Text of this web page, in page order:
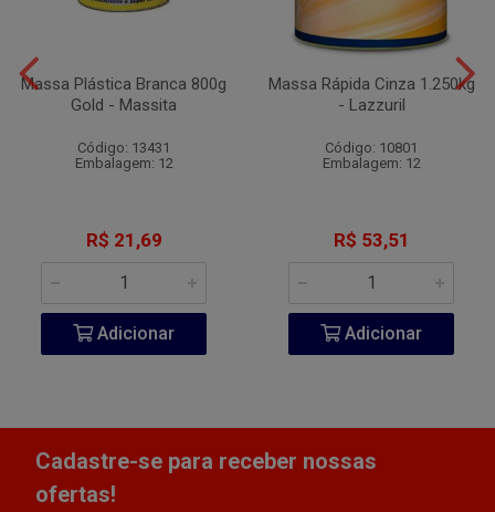
Massa Plástica Branca 800g
Gold - Massita
Código: 13431
Embalagem: 12
R$ 21,69
Adicionar
Massa Rápida Cinza 1.250kg
- Lazzuril
Código: 10801
Embalagem: 12
R$ 53,51
Adicionar
Cadastre-se para receber nossas
ofertas!